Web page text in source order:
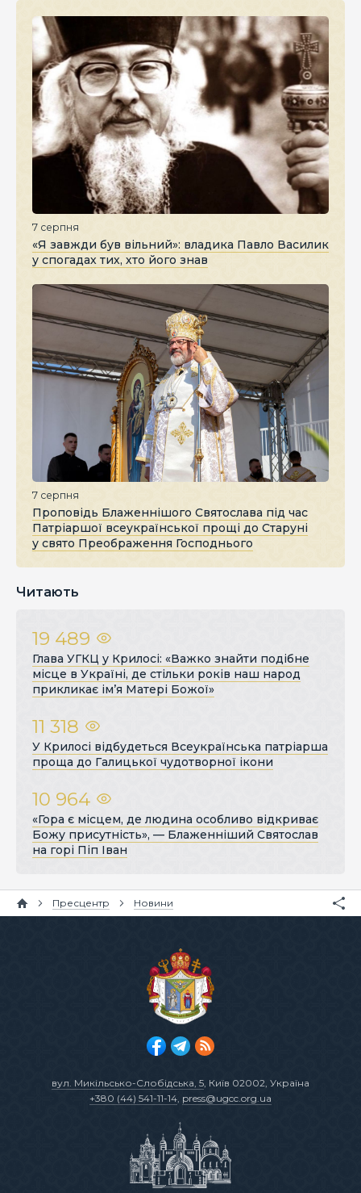
7 серпня
«Я завжди був вільний»: владика Павло Василик
у спогадах тих, хто його знав
7 серпня
Проповідь Блаженнішого Святослава під час
Патріаршої всеукраїнської прощі до Старуні
у свято Преображення Господнього
Читають
19 489
Глава УГКЦ у Крилосі: «Важко знайти подібне
місце в Україні, де стільки років наш народ
прикликає ім’я Матері Божої»
11 318
У Крилосі відбудеться Всеукраїнська патріарша
проща до Галицької чудотворної ікони
10 964
«Гора є місцем, де людина особливо відкриває
Божу присутність», — Блаженніший Святослав
на горі Піп Іван
Пресцентр Новини
вул. Микільсько-Слобідська, 5, Київ 02002, Україна
+380 (44) 541-11-14, press@ugcc.org.ua